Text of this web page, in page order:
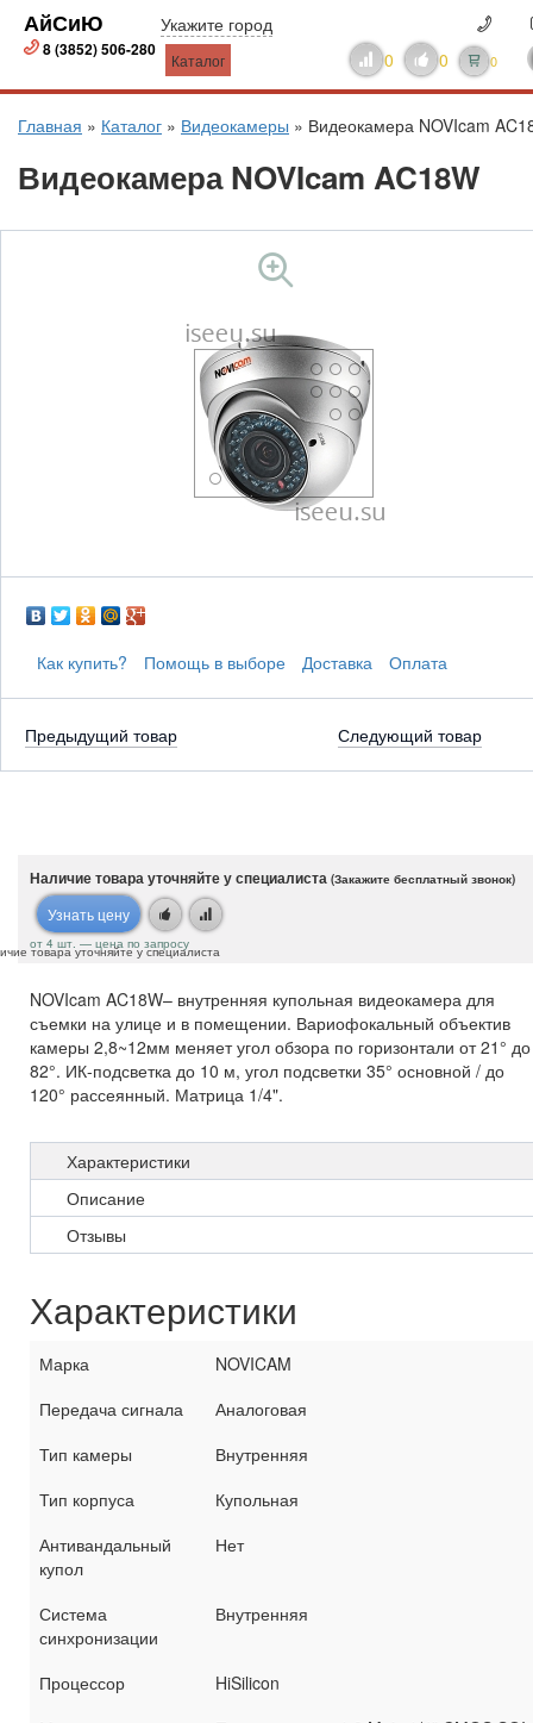
АйСиЮ
8 (3852) 506-280
Укажите город
Каталог 0 0 0
Главная » Каталог » Видеокамеры » Видеокамера NOVIcam
Видеокамера NOVIcam AC18W
Как купить? Помощь в выборе Доставка Оплата
Следующий товар
Предыдущий товар
Наличие товара уточняйте у специалиста (Закажите бесплатный звонок)
Узнать цену
товара уточняйте у специалиста
от 4 шт. — цена по запросу
NOVIcam AC18W– внутренняя купольная видеокамера для
съемки на улице и в помещении. Вариофокальный объектив
камеры 2,8~12мм меняет угол обзора по горизонтали от 21° до
82°. ИК-подсветка до 10 м, угол подсветки 35° основной / до
120° рассеянный. Матрица 1/4".
Характеристики
Описание
Отзывы
Характеристики
Марка
NOVICAM
Передача сигнала
Аналоговая
Тип камеры
Внутренняя
Тип корпуса
Купольная
Антивандальный
купол
Нет
Система
синхронизации
Внутренняя
Процессор
HiSilicon